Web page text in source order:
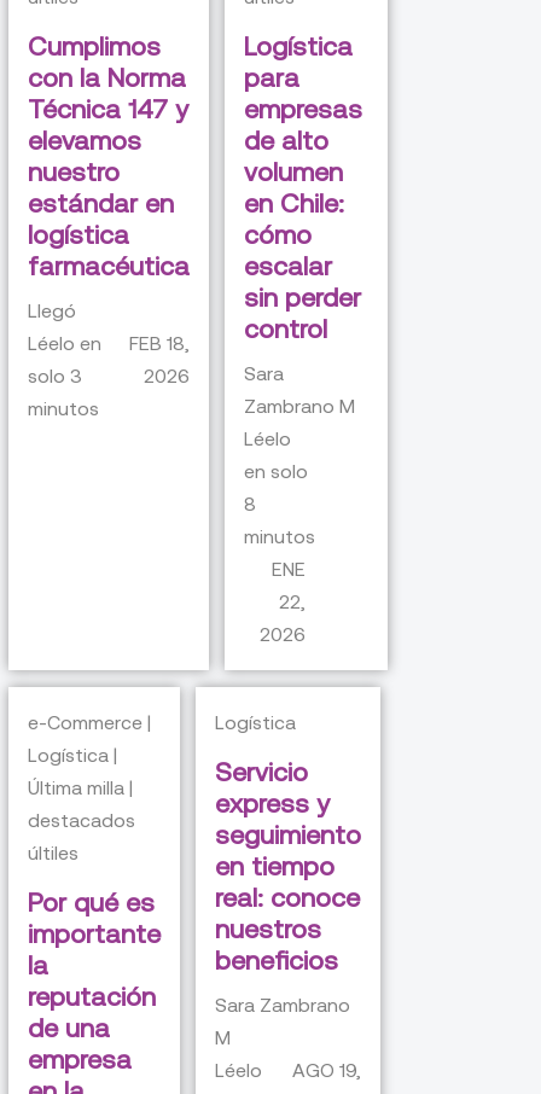
Cumplimos
con la Norma
Técnica 147 y
elevamos
nuestro
estándar en
logística
farmacéutica
Llegó
Léelo en
solo 3
minutos
FEB 18,
2026
Logística
para
empresas
de alto
volumen
en Chile:
cómo
escalar
sin perder
control
Sara
Zambrano M
Léelo
en solo
8
minutos
ENE
22,
2026
e-Commerce |
Logística |
Última milla |
destacados
últiles
Por qué es
importante
la
reputación
de una
empresa
Logística
Servicio
express y
seguimiento
en tiempo
real: conoce
nuestros
beneficios
Sara Zambrano
M
Léelo
AGO 19,